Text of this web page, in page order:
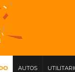
AUTOS